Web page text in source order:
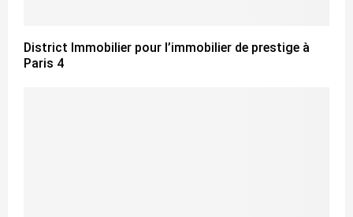
District Immobilier pour l’immobilier de prestige à
Paris 4